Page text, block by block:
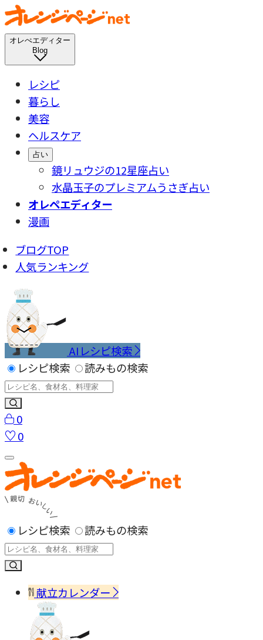
オレぺエディター
Blog
レシピ
暮らし
美容
ヘルスケア
占い
鏡リュウジの12星座占い
水晶玉子のプレミアムうさぎ占い
オレペエディター
漫画
ブログTOP
人気ランキング
AIレシピ検索
レシピ検索
読みもの検索
0
0
レシピ検索 読みもの検索
献立カレンダー